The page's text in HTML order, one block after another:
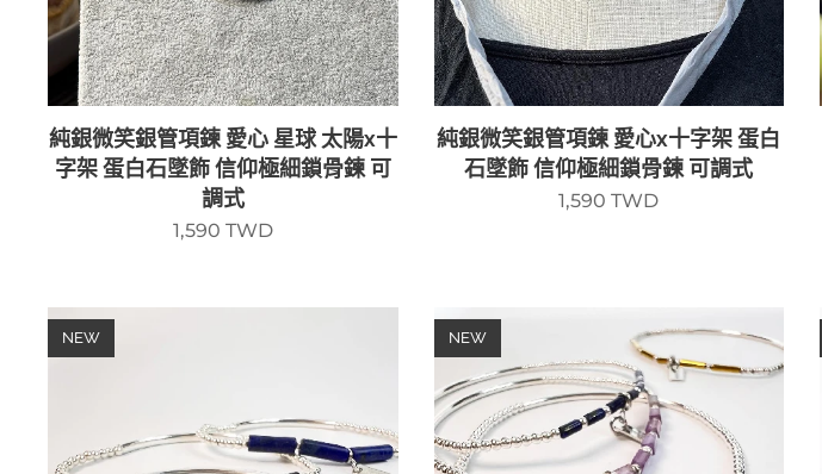
純銀微笑銀管項鍊 愛心 星球 太陽x十
字架 蛋白石墜飾 信仰極細鎖骨鍊 可
調式
1,590 TWD
純銀微笑銀管項鍊 愛心x十字架 蛋白
石墜飾 信仰極細鎖骨鍊 可調式
1,590 TWD
NEW NEW